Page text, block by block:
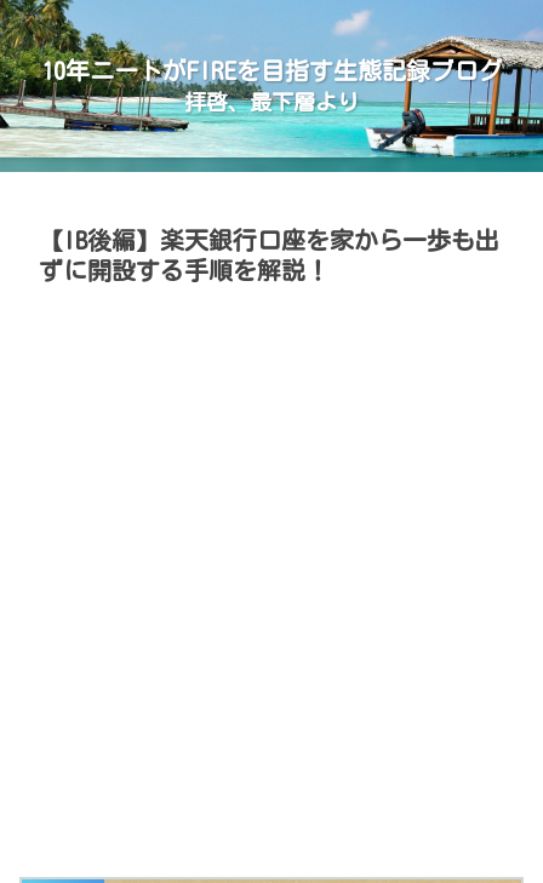
10年ニートがFIREを目指す生態記録ブログ
拝啓、最下層より
【IB後編】楽天銀行口座を家から一歩も出
ずに開設する手順を解説！